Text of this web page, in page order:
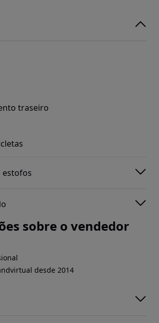
traseiro
estofos
sobre o vendedor
desde 2014